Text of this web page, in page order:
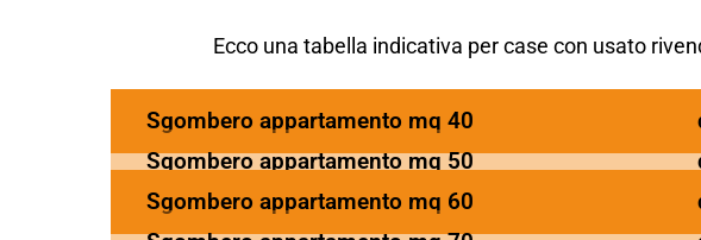
Ecco una tabella indicativa per case con usato
Sgombero appartamento mq 40
Sgombero appartamento mq 50
Sgombero appartamento mq 60